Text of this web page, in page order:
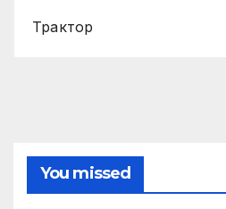
Трактор
You missed